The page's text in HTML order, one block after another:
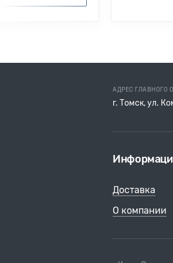
АДРЕС ГЛАВНОГО
г. Томск, ул.
Доставка
О компании